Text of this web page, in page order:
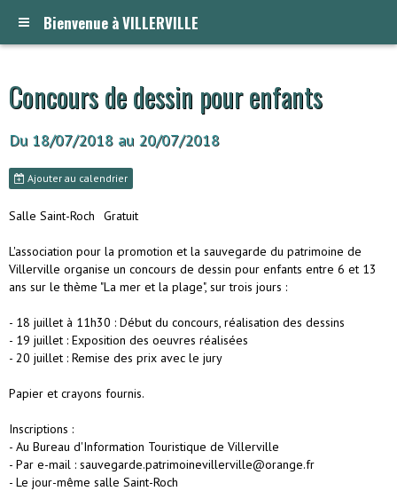
Bienvenue à VILLERVILLE
Concours de dessin pour enfants
Du 18/07/2018 au 20/07/2018
Ajouter au calendrier
Salle Saint-Roch Gratuit
L'association pour la promotion et la sauvegarde du patrimoine de
Villerville organise un concours de dessin pour enfants entre 6 et 13
ans sur le thème "La mer et la plage", sur trois jours :
- 18 juillet à 11h30 : Début du concours, réalisation des dessins
- 19 juillet : Exposition des oeuvres réalisées
- 20 juillet : Remise des prix avec le jury
Papier et crayons fournis.
Inscriptions :
- Au Bureau d'Information Touristique de Villerville
- Par e-mail : sauvegarde.patrimoinevillerville@orange.fr
- Le jour-même salle Saint-Roch